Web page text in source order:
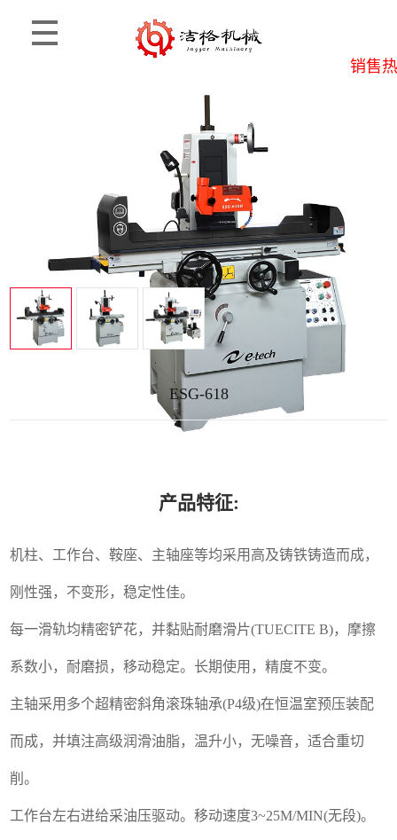
销售
ESG-618
产品特征:
机柱、工作台、鞍座、主轴座等均采用高及铸铁铸造而成，
刚性强，不变形，稳定性佳。
每一滑轨均精密铲花，并黏贴耐磨滑片(TUECITE B)，摩擦
系数小，耐磨损，移动稳定。长期使用，精度不变。
主轴采用多个超精密斜角滚珠轴承(P4级)在恒温室预压装配
而成，并填注高级润滑油脂，温升小，无噪音，适合重切
削。
工作台左右进给采油压驱动。移动速度3~25M/MIN(无段)。